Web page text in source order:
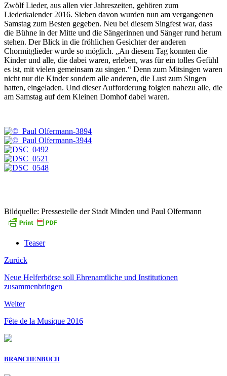
Zwölf Lieder, aus allen vier Jahreszeiten, gehören zum
Liederkalender 2016. Sieben davon wurden nun am vergangenen
Samstag zum Besten gegeben. Neu bei diesem Singfest war, dass
die Bühne in der Mitte und die Sängerinnen und Sänger rund herum
stehen. Der Blick in die fröhlichen Gesichter der anderen
Chormitglieder wurde so möglich. „An diesem Tag konnten die
Kinder und alle, die dabei waren, erleben, was für ein tolles Gefühl
es ist, mit vielen gemeinsam zu singen.“ Denn zum Mitsingen waren
nicht nur die Kinder sondern alle anderen, die Lust zum Singen
hatten, eingeladen. Und dieser Aufforderung folgten nahezu alle, die
am Samstag auf dem Kleinen Domhof dabei waren.
Bildquelle: Pressestelle der Stadt Minden und Paul Olfermann
Teaser
Zurück
Neue Helferbörse soll Ehrenamtliche und Institutionen
zusammenbringen
Weiter
Fête de la Musique 2016
BRANCHENBUCH